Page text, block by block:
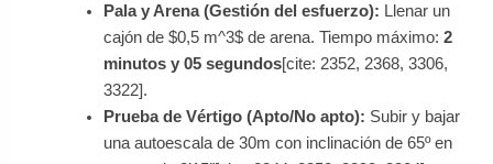
Pala y Arena (Gestión del esfuerzo): Llenar un
cajón de $0,5 m^3$ de arena. Tiempo máximo: 2
minutos y 05 segundos[cite: 2352, 2368, 3306,
3322].
Prueba de Vértigo (Apto/No apto): Subir y bajar
una autoescala de 30m con inclinación de 65º en